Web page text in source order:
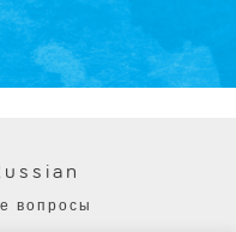
вопросы